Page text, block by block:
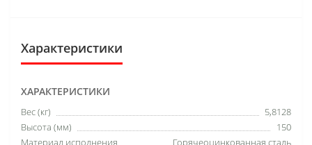
Характеристики
ХАРАКТЕРИСТИКИ
Вес (кг)
5,8128
Высота (мм)
150
Материал исполнения
Горячеоцинкованная сталь